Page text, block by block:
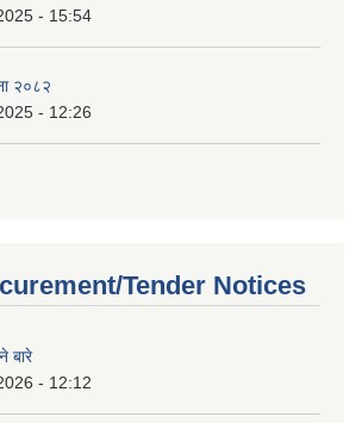
- 15:54
२०८२
- 12:26
Tender Notices
बारे
- 12:12